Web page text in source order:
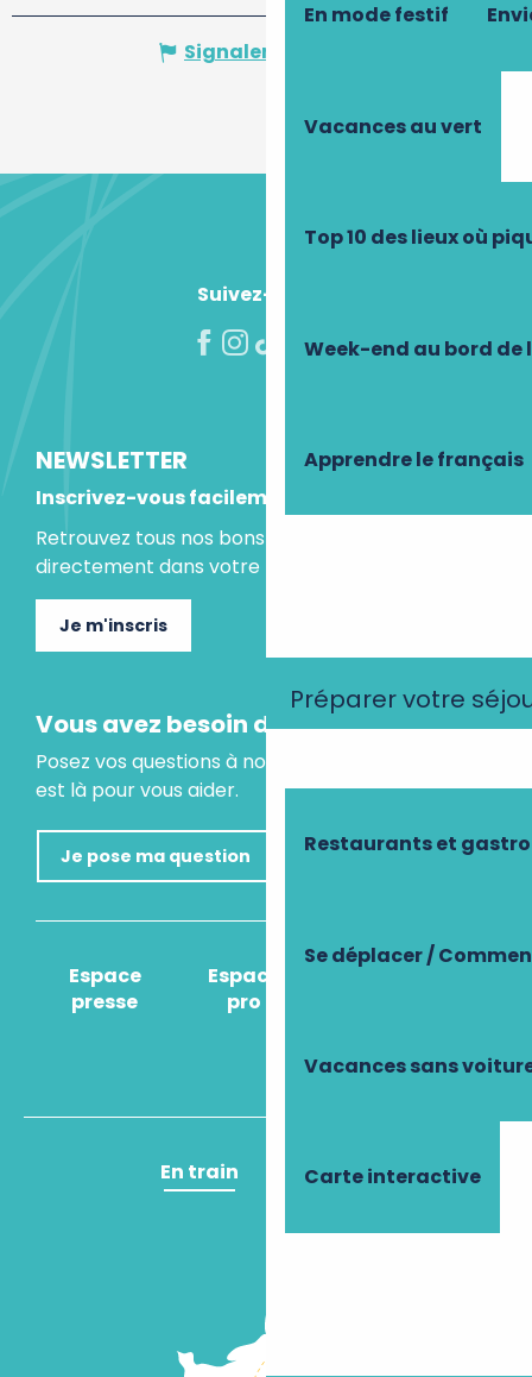
En mode festif
Vacances au vert
Top 10 des lieux où
Week-end au bord de
Apprendre le français
Préparer votre
Restaurants et
Se déplacer /
Vacances sans
Carte interactive
Signaler une erreur
Suivez-nous !
NEWSLETTER
Inscrivez-vous facilement
Retrouvez tous nos bons plans et idées séjours
directement dans votre boite mail.
Je m'inscris
Vous avez besoin d'un conseil ?
Posez vos questions à notre assistant virtuel, il
est là pour vous aider.
Je pose ma question
Espace
presse
Espace
pro
Comment venir
En train En avion